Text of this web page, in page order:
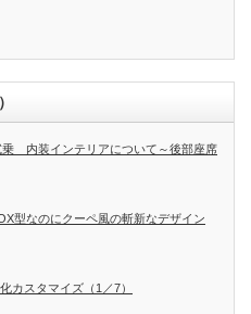
乗 内装インテリアについて～後部座席
型なのにクーペ風の斬新なデザイン
カスタマイズ（1／7）